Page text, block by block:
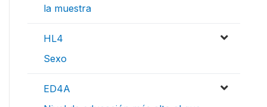
la muestra
HL4
Sexo
ED4A